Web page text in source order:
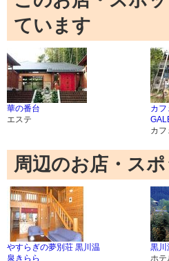
ています
華の番台
エステ
カフ
カフ
周辺のお店・スポ
やすらぎの夢別荘 黒川温
泉きらら
黒川
ホテ